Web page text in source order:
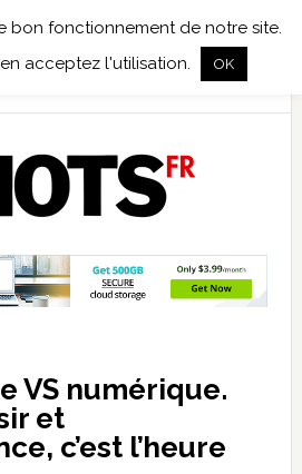
VS numérique.
et
c’est l’heure
bon fonctionnement de notre site.
acceptez l'utilisation.
OK